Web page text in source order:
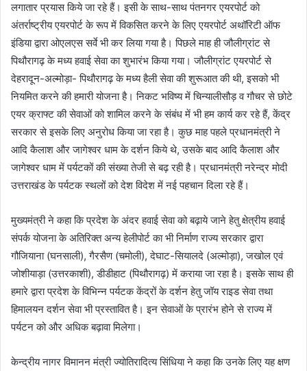
लगातार प्रयास किये जा रहे हैं। इसी के साथ-साथ पंतनगर एयरपोर्ट को
अंतर्राष्ट्रीय एयरपोर्ट के रूप में विकसित करने के लिए एयरपोर्ट अथॉरिटी ऑफ
इंडिया द्वारा ओएलएस सर्वे भी कर लिया गया है। पिछले माह ही जौलीग्रांट से
पिथौरागढ़ के मध्य हवाई सेवा का शुभारंभ किया गया। जौलीग्रांट एयरपोर्ट से
देहरादून-अल्मोड़ा- पिथौरागढ़ के मध्य हैली सेवा की शुरूआत की थी, इसको भी
नियमित करने की हमारी योजना है। निकट भविष्य में चिन्यालीसौड़ व गौचर से छोटे
एयर क्राफ्ट की सेवाओं को शामिल करने के संबंध में भी हम कार्य कर रहे हैं, केंद्र
सरकार से इसके लिए अनुरोध किया जा रहा है। कुछ माह पहले प्रधानमंत्री ने
आदि कैलाश और जागेश्वर धाम के दर्शन किये थे, उसके बाद आदि कैलाश और
जागेश्वर धाम में पर्यटकों की संख्या तेजी से बढ़ रही है। प्रधानमंत्री नरेन्द्र मोदी
उत्तराखंड के पर्यटक स्थलों को देश विदेश में नई पहचान दिला रहे हैं।
मुख्यमंत्री ने कहा कि प्रदेश के अंदर हवाई सेवा को बढ़ाये जाने हेतु क्षेत्रीय हवाई
संपर्क योजना के अतिरिक्त अन्य हेलीपोर्ट का भी निर्माण राज्य सरकार द्वारा
गौजियाना (घनसाली), गैरसैण (चमोली), देघाट-सियालदे (अल्मोड़ा), जखोल एवं
जोशीयाड़ा (उत्तरकाशी), डीडीहाट (पिथौरागढ़) में कराया जा रहा है। इसके साथ ही
हमारे द्वारा प्रदेश के विभिन्न पर्यटक केंद्रों के दर्शन हेतु जॉय राइड सेवा तथा
हिमालयन दर्शन सेवा भी प्रस्तावित है। इन सेवाओं के प्रारंभ होने से राज्य में
पर्यटन को और अधिक बढ़ावा मिलेगा।
केन्द्रीय नागर विमानन मंत्री ज्योतिरादित्य सिंधिया ने कहा कि उनके लिए यह क्षण